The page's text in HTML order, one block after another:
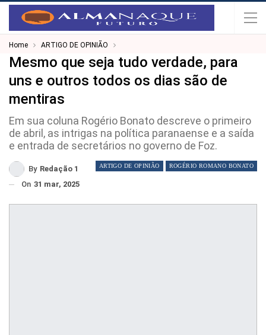
Home ARTIGO DE OPINIÃO
Mesmo que seja tudo verdade, para
uns e outros todos os dias são de
mentiras
Em sua coluna Rogério Bonato descreve o primeiro
de abril, as intrigas na política paranaense e a saída
e entrada de secretários no governo de Foz.
ARTIGO DE OPINIÃO ROGÉRIO ROMANO BONATO
By Redação 1
On 31 mar, 2025